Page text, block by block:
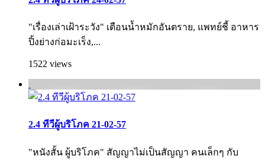
"เรื่องเล่าเฝ้าระวัง" เตือนน้ำหมักอันตราย, แพทย์ชี้ อาหาร
ปิ้งย่างก่อมะเร็ง,...
1522 views
2.4 ทีวีผู้บริโภค 21-02-57
"หนังสั้น ผู้บริโภค" สัญญาไม่เป็นสัญญา คนเล็กๆ กับ